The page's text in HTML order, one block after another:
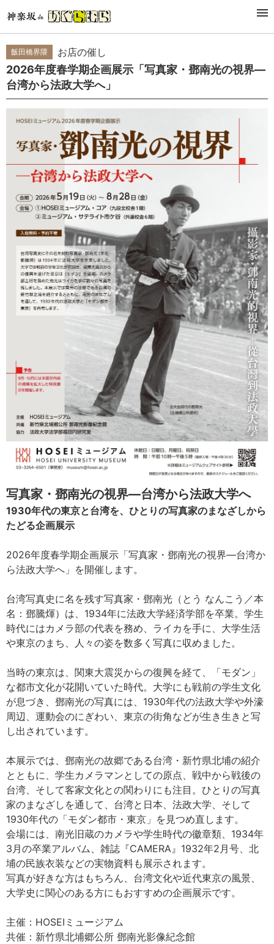
EVENT 催事・イベント
飯田橋界隈 お店の催し
2026年度春学期企画展示「写真家・鄧南光の視界―
台湾から法政大学へ」
写真家・鄧南光の視界―台湾から法政大学へ
1930年代の東京と台湾を、ひとりの写真家のまなざしから
たどる企画展示
2026年度春学期企画展示「写真家・鄧南光の視界―台湾か
ら法政大学へ」を開催します。
台湾写真史に名を残す写真家・鄧南光（とう なんこう／本
名：鄧騰煇）は、1934年に法政大学経済学部を卒業。学生
時代にはカメラ部の代表を務め、ライカを手に、大学生活
や東京のまち、人々の姿を数多く写真に収めました。
当時の東京は、関東大震災からの復興を経て、「モダン」
な都市文化が花開いていた時代。大学にも戦前の学生文化
が息づき、鄧南光の写真には、1930年代の法政大学や外濠
周辺、運動会のにぎわい、東京の街角などが生き生きと写
し出されています。
本展示では、鄧南光の故郷である台湾・新竹県北埔の紹介
とともに、学生カメラマンとしての原点、戦中から戦後の
台湾、そして客家文化との関わりにも注目。ひとりの写真
家のまなざしを通して、台湾と日本、法政大学、そして
1930年代の「モダン都市・東京」を見つめ直します。
会場には、南光旧蔵のカメラや学生時代の徽章類、1934年
3月の卒業アルバム、雑誌『CAMERA』1932年2月号、北
埔の民族衣装などの実物資料も展示されます。
写真が好きな方はもちろん、台湾文化や近代東京の風景、
大学史に関心のある方にもおすすめの企画展示です。
主催：HOSEIミュージアム
共催：新竹県北埔郷公所 鄧南光影像紀念館